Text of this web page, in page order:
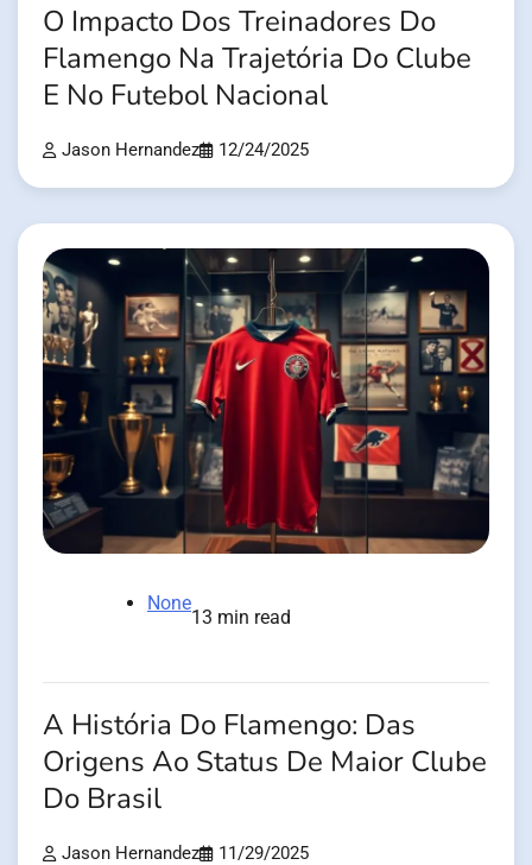
O Impacto Dos Treinadores Do
Flamengo Na Trajetória Do Clube
E No Futebol Nacional
Jason Hernandez 12/24/2025
None
13 min read
A História Do Flamengo: Das
Origens Ao Status De Maior Clube
Do Brasil
Jason Hernandez 11/29/2025